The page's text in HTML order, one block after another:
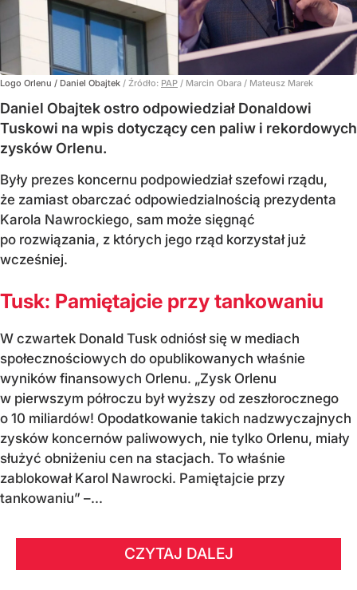
Logo Orlenu / Daniel Obajtek / Źródło: PAP / Marcin Obara / Mateusz Marek
Daniel Obajtek ostro odpowiedział Donaldowi
Tuskowi na wpis dotyczący cen paliw i rekordowych
zysków Orlenu.
Były prezes koncernu podpowiedział szefowi rządu,
że zamiast obarczać odpowiedzialnością prezydenta
Karola Nawrockiego, sam może sięgnąć
po rozwiązania, z których jego rząd korzystał już
wcześniej.
Tusk: Pamiętajcie przy tankowaniu
W czwartek Donald Tusk odniósł się w mediach
społecznościowych do opublikowanych właśnie
wyników finansowych Orlenu. „Zysk Orlenu
w pierwszym półroczu był wyższy od zeszłorocznego
o 10 miliardów! Opodatkowanie takich nadzwyczajnych
zysków koncernów paliwowych, nie tylko Orlenu, miały
służyć obniżeniu cen na stacjach. To właśnie
zablokował Karol Nawrocki. Pamiętajcie przy
tankowaniu” –...
CZYTAJ DALEJ